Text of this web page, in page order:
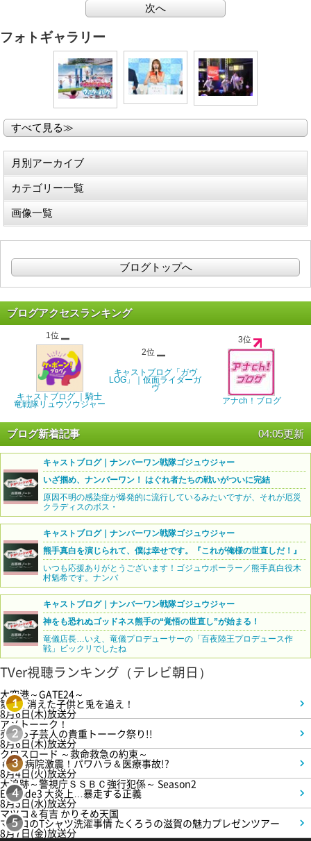
次へ
フォトギャラリー
すべて見る≫
月別アーカイブ
カテゴリー一覧
画像一覧
ブログトップへ
ブログアクセスランキング
1位
キャストブログ ｜騎士
竜戦隊リュウソウジャー
2位
キャストブログ「ガヴ
LOG」｜仮面ライダーガ
ヴ
3位
アナch！ブログ
ブログ新着記事 04:05更新
キャストブログ｜ナンバーワン戦隊ゴジュウジャー
いざ掴め、ナンバーワン！ はぐれ者たちの戦いがついに完結
原因不明の感染症が爆発的に流行しているみたいですが、それが厄災
クラディスのボス・
キャストブログ｜ナンバーワン戦隊ゴジュウジャー
熊手真白を演じられて、僕は幸せです。『これが俺様の世直しだ！』
いつも応援ありがとうございます！ゴジュウポーラー／熊手真白役木
村魁希です。ナンバ
キャストブログ｜ナンバーワン戦隊ゴジュウジャー
神をも恐れぬゴッドネス熊手の“覚悟の世直し”が始まる！
竜儀店長…いえ、竜儀プロデューサーの「百夜陸王プロデュース作
戦」ビックリでしたね
TVer視聴ランキング（テレビ朝日）
1
大空港～GATE24～
第3話 消えた子供と兎を追え！
8月6日(木)放送分
2
アメトーーク！
売れっ子芸人の貴重トーーク祭り!!
8月6日(木)放送分
3
クロスロード ～救命救急の約束～
＃5 病院激震！パワハラ＆医療事故!?
8月4日(火)放送分
4
大追跡～警視庁ＳＳＢＣ強行犯係～ Season2
Episode3 大炎上…暴走する正義
8月5日(水)放送分
5
マツコ＆有吉 かりそめ天国
マツコのTシャツ洗濯事情 たくろうの滋賀の魅力プレゼンツアー
8月7日(金)放送分